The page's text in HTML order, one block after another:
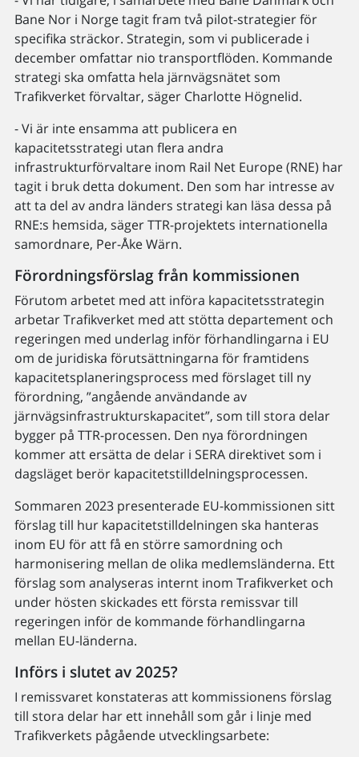
Bane Nor i Norge tagit fram två pilot-strategier för
specifika sträckor. Strategin, som vi publicerade i
december omfattar nio transportflöden. Kommande
strategi ska omfatta hela järnvägsnätet som
Trafikverket förvaltar, säger Charlotte Högnelid.
- Vi är inte ensamma att publicera en
kapacitetsstrategi utan flera andra
infrastrukturförvaltare inom Rail Net Europe (RNE) har
tagit i bruk detta dokument. Den som har intresse av
att ta del av andra länders strategi kan läsa dessa på
RNE:s hemsida, säger TTR-projektets internationella
samordnare, Per-Åke Wärn.
Förordningsförslag från kommissionen
Förutom arbetet med att införa kapacitetsstrategin
arbetar Trafikverket med att stötta departement och
regeringen med underlag inför förhandlingarna i EU
om de juridiska förutsättningarna för framtidens
kapacitetsplaneringsprocess med förslaget till ny
förordning, ”angående användande av
järnvägsinfrastrukturskapacitet”, som till stora delar
bygger på TTR-processen. Den nya förordningen
kommer att ersätta de delar i SERA direktivet som i
dagsläget berör kapacitetstilldelningsprocessen.
Sommaren 2023 presenterade EU-kommissionen sitt
förslag till hur kapacitetstilldelningen ska hanteras
inom EU för att få en större samordning och
harmonisering mellan de olika medlemsländerna. Ett
förslag som analyseras internt inom Trafikverket och
under hösten skickades ett första remissvar till
regeringen inför de kommande förhandlingarna
mellan EU-länderna.
Införs i slutet av 2025?
I remissvaret konstateras att kommissionens förslag
till stora delar har ett innehåll som går i linje med
Trafikverkets pågående utvecklingsarbete: